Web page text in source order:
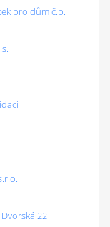
pro dům č.p.
22